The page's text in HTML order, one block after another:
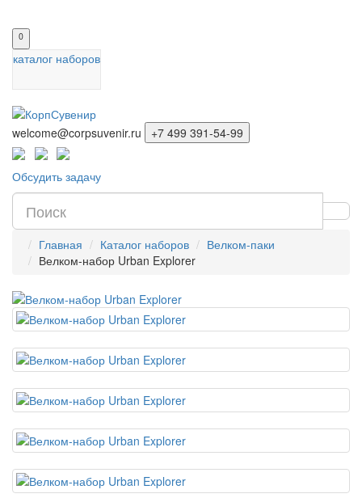
0
каталог наборов
welcome@corpsuvenir.ru +7 499 391-54-99
Обсудить задачу
Главная Каталог наборов
Велком-паки
Велком-набор Urban Explorer